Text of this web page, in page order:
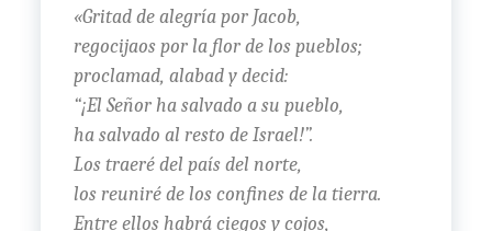
«Gritad de alegría por Jacob,
regocijaos por la flor de los pueblos;
proclamad, alabad y decid:
“¡El Señor ha salvado a su pueblo,
ha salvado al resto de Israel!”.
Los traeré del país del norte,
los reuniré de los confines de la tierra.
Entre ellos habrá ciegos y cojos,